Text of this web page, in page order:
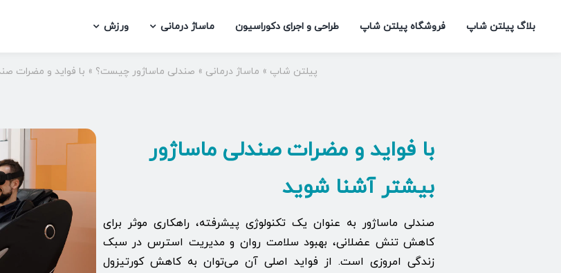
بلاگ پیلتن شاپ فروشگاه پیلتن شاپ طراحی و اجرای دکوراسیون ماساژ درمانی ورزش
پیلتن شاپ » ماساژ درمانی » صندلی ماساژور چیست؟ » با فواید و مضرات
با فواید و مضرات صندلی ماساژور
بیشتر آشنا شوید
صندلی ماساژور به عنوان یک تکنولوژی پیشرفته، راهکاری موثر برای
کاهش تنش عضلانی، بهبود سلامت روان و مدیریت استرس در سبک
زندگی امروزی است. از فواید اصلی آن می‌توان به کاهش کورتیزول